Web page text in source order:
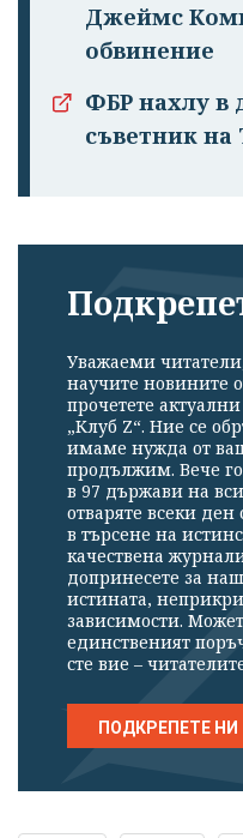
Джеймс
обвинение
ФБР нахлу в
съветник
Уважаеми
научите новините
прочетете
„Клуб Z“. Ние се
имаме нужда от
продължим. Вече
в 97 държави на
отваряте всеки
в търсене на
качествена
допринесете за
истината,
зависимости.
единственият
сте вие –
ПОДКРЕПЕТЕ НИ